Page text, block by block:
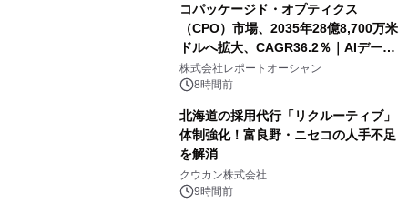
コパッケージド・オプティクス
（CPO）市場、2035年28億8,700万米
ドルへ拡大、CAGR36.2％｜AIデータ
センター・高速光通信需要が成長を加
速
株式会社レポートオーシャン
8時間前
北海道の採用代行「リクルーティブ」
体制強化！富良野・ニセコの人手不足
を解消
クウカン株式会社
9時間前